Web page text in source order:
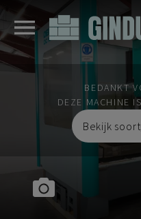
BEDANKT
DEZE MACHINE
Bekijk